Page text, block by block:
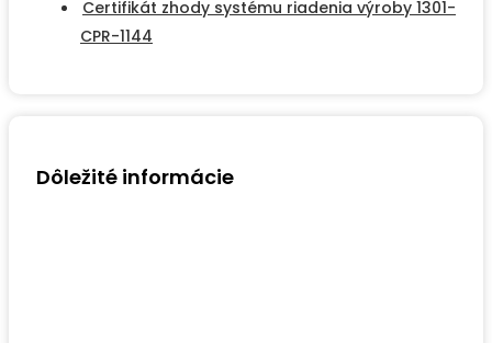
Certifikát zhody systému riadenia výroby 1301-
CPR-1144
Dôležité informácie